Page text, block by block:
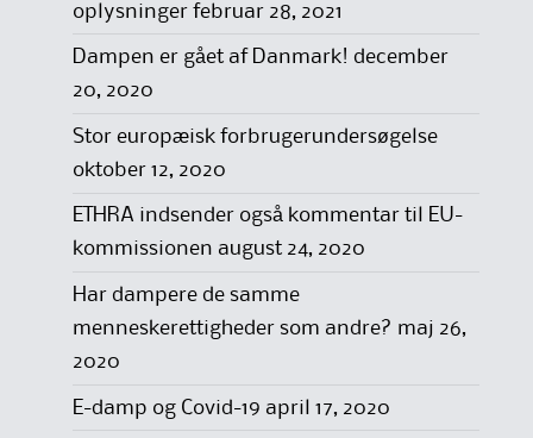
oplysninger februar 28, 2021
Dampen er gået af Danmark! december
20, 2020
Stor europæisk forbrugerundersøgelse
oktober 12, 2020
ETHRA indsender også kommentar til EU-
kommissionen august 24, 2020
Har dampere de samme
menneskerettigheder som andre? maj 26,
2020
E-damp og Covid-19 april 17, 2020